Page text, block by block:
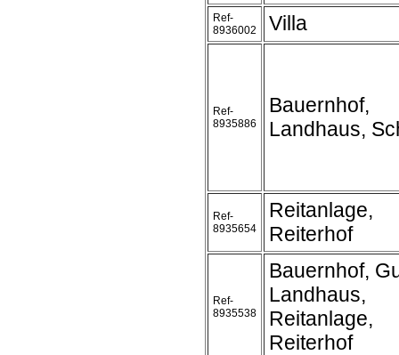
Ref-
8936002
Villa
Ref-
8935886
Bauernhof,
Landhaus,
Ref-
8935654
Reitanlage,
Reiterhof
Ref-
8935538
Bauernhof,
Landhaus,
Reitanlage,
Reiterhof